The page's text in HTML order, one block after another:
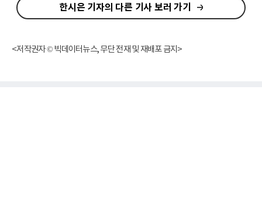
한시은 기자의 다른 기사 보러 가기
<저작권자 © 빅데이터뉴스, 무단 전재 및 재배포 금지>